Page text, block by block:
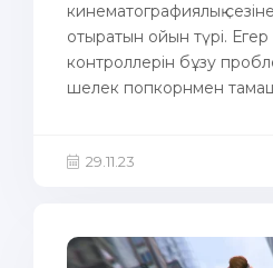
кинематографиялық
отыратын ойын түрі.
контроллерін бұзу
шелек попкорнмен
29.11.23